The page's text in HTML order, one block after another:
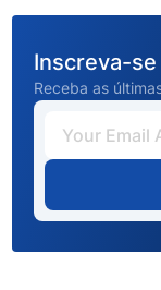
Inscreva-
Receba as